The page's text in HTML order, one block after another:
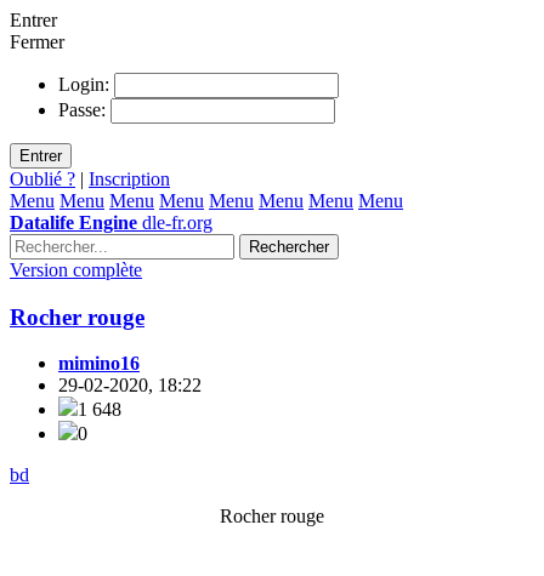
Entrer
Fermer
Login:
Passe:
Entrer
Oublié ? | Inscription
Menu Menu Menu Menu Menu Menu Menu Menu
Datalife Engine dle-fr.org
Rechercher
Version complète
Rocher rouge
mimino16
29-02-2020, 18:22
1 648
0
bd
Rocher rouge